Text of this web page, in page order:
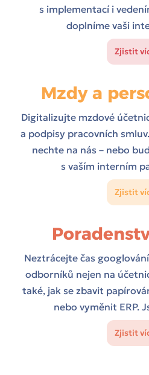
s implementací i
doplníme vaši
Zjistit
Mzdy a
Digitalizujte mzdové
a podpisy pracovních
nechte na nás – nebo
s vaším interním
Zjistit
Neztrácejte čas
odborníků nejen na
také, jak se zbavit
nebo vyměnit ERP.
Zjistit